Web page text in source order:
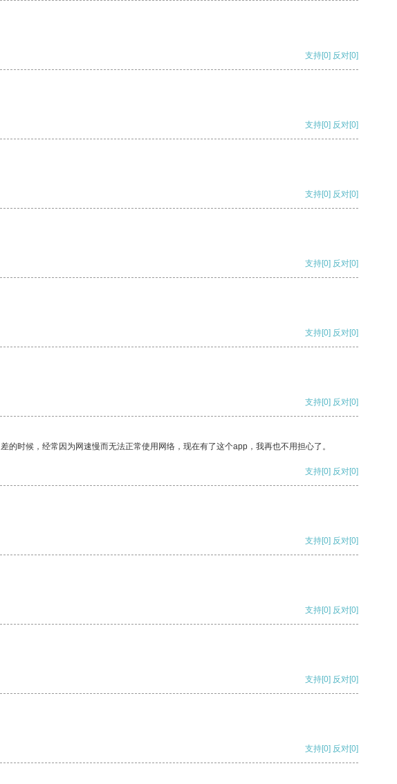
支持[0] 反对[0]
支持[0] 反对[0]
支持[0] 反对[0]
支持[0] 反对[0]
支持[0] 反对[0]
支持[0] 反对[0]
时候，经常因为网速慢而无法正常使用网络，现在有了这个app，我再也不用担心了。
支持[0] 反对[0]
支持[0] 反对[0]
支持[0] 反对[0]
支持[0] 反对[0]
支持[0] 反对[0]